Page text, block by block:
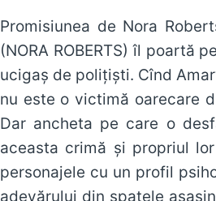
Promisiunea de Nora Roberts descarcă gratis
(NORA ROBERTS) îl poartă
ucigaș de polițiști. Cînd Amarylis Coltraine, polițist cu experiență, este ucisă cu propria armă, pentru Eve ea
nu este o victimă oarecare
Dar ancheta pe care o
aceasta crimă și propriul lor trecut marcat
personajele cu un profil
adevărului din spatele